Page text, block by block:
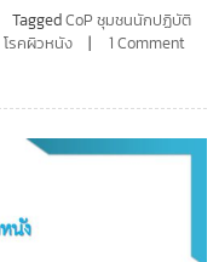
TaggedCoP ชุมชนนักปฏิบัติ
โรคผิวหนัง 1 Comment